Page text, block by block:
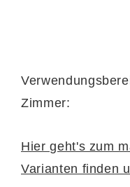
Zimmer:
Hier geht's zum
Varianten finden